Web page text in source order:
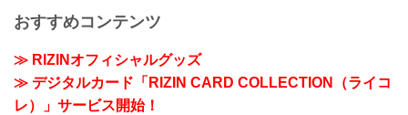
おすすめコンテンツ
≫ RIZINオフィシャルグッズ
≫ デジタルカード「RIZIN CARD COLLECTION（ライコ
レ）」サービス開始！